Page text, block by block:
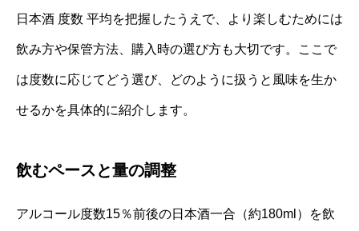
日本酒 度数 平均を把握したうえで、より楽しむためには
飲み方や保管方法、購入時の選び方も大切です。ここで
は度数に応じてどう選び、どのように扱うと風味を生か
せるかを具体的に紹介します。
飲むペースと量の調整
アルコール度数15％前後の日本酒一合（約180ml）を飲